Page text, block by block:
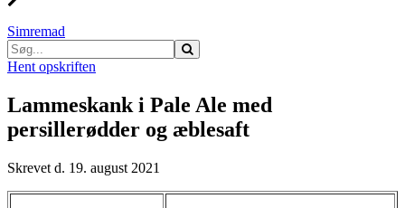
Simremad
Hent opskriften
Lammeskank i Pale Ale med
persillerødder og æblesaft
Skrevet d. 19. august 2021